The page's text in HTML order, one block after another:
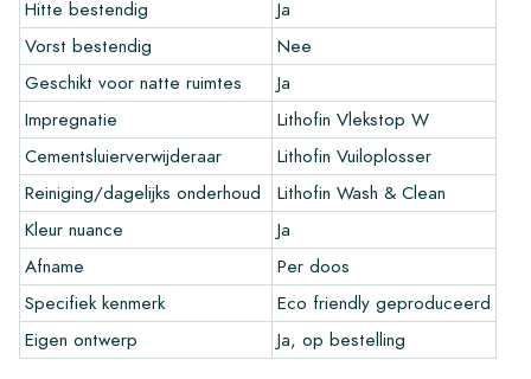
Garantievoorwaarden voor cement tegels
De garantielooptijd is altijd een jaar na levering. De garantie
geld alleen op fabrieksfouten en bij gebruik van onze Lithofin
leg- en onderhoudsproducten. Op reeds verwerkte tegels kan
niet gereclameerd worden.
Handige links voor cement tegels
•Maak je eigen tegel tekenprogramma
•Meer informatie over onze tegels
•Bekijk onze brochures
•Onderhoudsproducten
Hitte bestendig
Ja
Vorst bestendig
Nee
Geschikt voor natte ruimtes
Ja
Impregnatie
Lithofin Vlekstop W
Cementsluierverwijderaar
Lithofin Vuiloplosser
Reiniging/dagelijks onderhoud
Lithofin Wash & Clean
Kleur nuance
Ja
Afname
Per doos
Specifiek kenmerk
Eco friendly geproduceerd
Eigen ontwerp
Ja, op bestelling